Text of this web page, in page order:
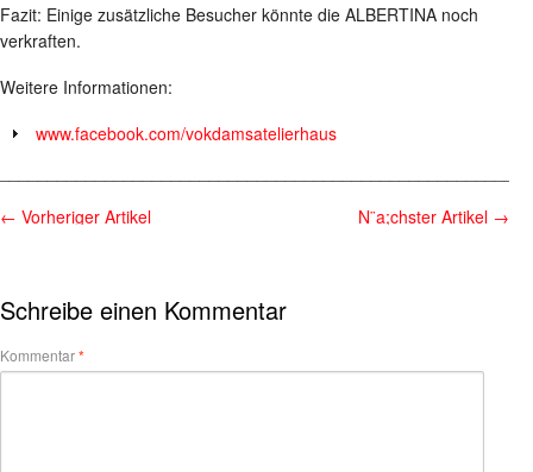
Fazit: Einige zusätzliche Besucher könnte die ALBERTINA noch
verkraften.
Weitere Informationen:
www.facebook.com/vokdamsatelierhaus
← Vorheriger Artikel N¨a;chster Artikel →
Schreibe einen Kommentar
Kommentar*